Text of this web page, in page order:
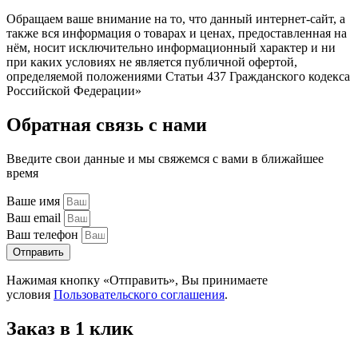
Обращаем ваше внимание на то, что данный интернет-сайт, а
также вся информация о товарах и ценах, предоставленная на
нём, носит исключительно информационный характер и ни
при каких условиях не является публичной офертой,
определяемой положениями Статьи 437 Гражданского кодекса
Российской Федерации»
Обратная связь с нами
Введите свои данные и мы свяжемся с вами в ближайшее
время
Ваше имя
Ваш email
Ваш телефон
Отправить
Нажимая кнопку «Отправить», Вы принимаете
условия Пользовательского соглашения.
Заказ в 1 клик